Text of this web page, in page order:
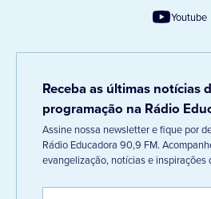
Youtube
Receba as últimas notícias
programação na Rádio
Assine nossa newsletter e fique por
Rádio Educadora 90,9 FM.
evangelização, notícias e inspirações